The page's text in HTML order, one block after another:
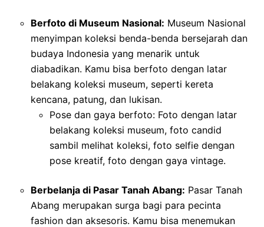
Berfoto di Museum Nasional: Museum Nasional
menyimpan koleksi benda-benda bersejarah dan
budaya Indonesia yang menarik untuk
diabadikan. Kamu bisa berfoto dengan latar
belakang koleksi museum, seperti kereta
kencana, patung, dan lukisan.
Pose dan gaya berfoto: Foto dengan latar
belakang koleksi museum, foto candid
sambil melihat koleksi, foto selfie dengan
pose kreatif, foto dengan gaya vintage.
Berbelanja di Pasar Tanah Abang: Pasar Tanah
Abang merupakan surga bagi para pecinta
fashion dan aksesoris. Kamu bisa menemukan